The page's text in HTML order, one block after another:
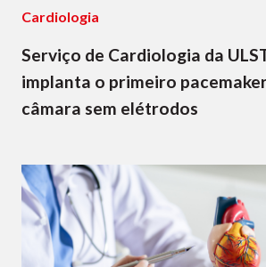
Cardiologia
Serviço de Cardiologia da
implanta o primeiro
câmara sem elétrodos